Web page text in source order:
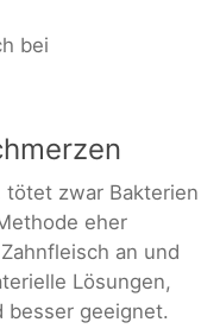
bei
tötet zwar Bakterien
eher
an und
Lösungen,
besser geeignet.